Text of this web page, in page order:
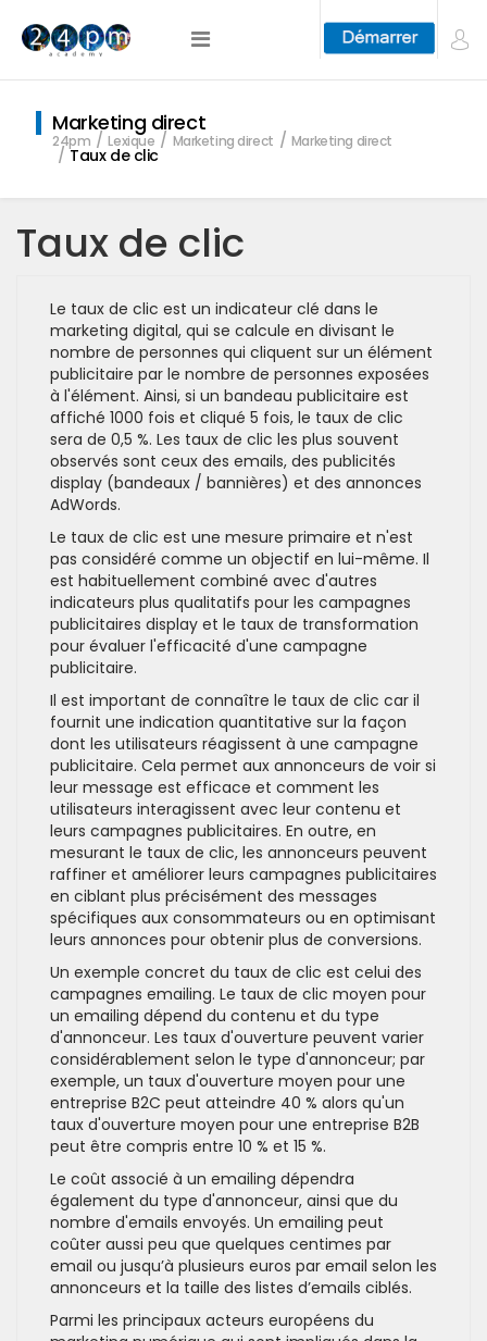
Marketing direct
24pm Lexique Marketing direct Marketing direct
Taux de clic
Taux de clic
Le taux de clic est un indicateur clé dans le
marketing digital, qui se calcule en divisant le
nombre de personnes qui cliquent sur un élément
publicitaire par le nombre de personnes exposées
à l'élément. Ainsi, si un bandeau publicitaire est
affiché 1000 fois et cliqué 5 fois, le taux de clic
sera de 0,5 %. Les taux de clic les plus souvent
observés sont ceux des emails, des publicités
display (bandeaux / bannières) et des annonces
AdWords.
Le taux de clic est une mesure primaire et n'est
pas considéré comme un objectif en lui-même. Il
est habituellement combiné avec d'autres
indicateurs plus qualitatifs pour les campagnes
publicitaires display et le taux de transformation
pour évaluer l'efficacité d'une campagne
publicitaire.
Il est important de connaître le taux de clic car il
fournit une indication quantitative sur la façon
dont les utilisateurs réagissent à une campagne
publicitaire. Cela permet aux annonceurs de voir si
leur message est efficace et comment les
utilisateurs interagissent avec leur contenu et
leurs campagnes publicitaires. En outre, en
mesurant le taux de clic, les annonceurs peuvent
raffiner et améliorer leurs campagnes publicitaires
en ciblant plus précisément des messages
spécifiques aux consommateurs ou en optimisant
leurs annonces pour obtenir plus de conversions.
Un exemple concret du taux de clic est celui des
campagnes emailing. Le taux de clic moyen pour
un emailing dépend du contenu et du type
d'annonceur. Les taux d'ouverture peuvent varier
considérablement selon le type d'annonceur; par
exemple, un taux d'ouverture moyen pour une
entreprise B2C peut atteindre 40 % alors qu'un
taux d'ouverture moyen pour une entreprise B2B
peut être compris entre 10 % et 15 %.
Le coût associé à un emailing dépendra
également du type d'annonceur, ainsi que du
nombre d'emails envoyés. Un emailing peut
coûter aussi peu que quelques centimes par
email ou jusqu’à plusieurs euros par email selon les
annonceurs et la taille des listes d’emails ciblés.
Parmi les principaux acteurs européens du